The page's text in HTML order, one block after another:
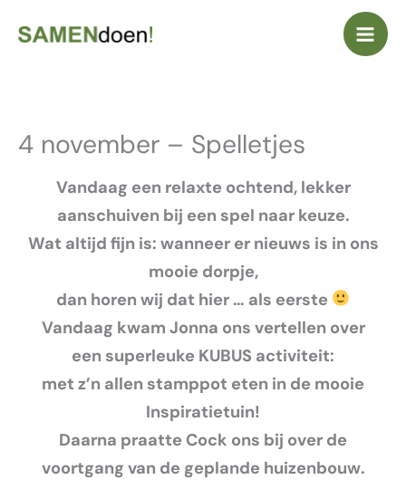
naar
4 november – Spelletjes
Vandaag een relaxte ochtend, lekker
aanschuiven bij een spel naar keuze.
Wat altijd fijn is: wanneer er nieuws is in ons
mooie dorpje,
dan horen wij dat hier … als eerste
Vandaag kwam Jonna ons vertellen over
een superleuke KUBUS activiteit:
met z’n allen stamppot eten in de mooie
Inspiratietuin!
Daarna praatte Cock ons bij over de
voortgang van de geplande huizenbouw.